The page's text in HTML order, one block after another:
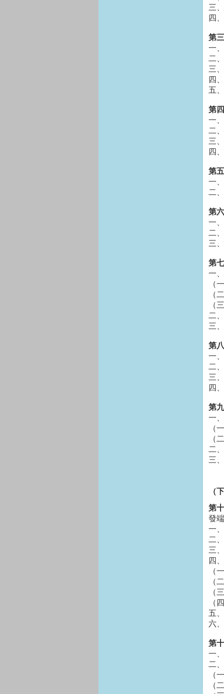
三
四
第
一
二
三
四
五
第
一
二
三
四
第
一
二
第
一
二
三
第
一
（
（
（
二
三
第
一
二
三
四
第
一
（
（
二
三
（
第
發
一
二
三
四
（
（
（
（
五
六
第
一
二
（
（